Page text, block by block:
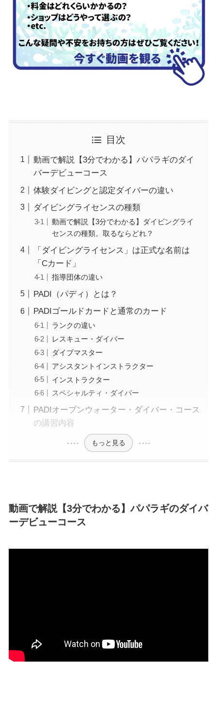
目次
動画で解説【3分でわかる】パパラギのダイ
バーデビューコース
体験ダイビングと認定ダイバーの違い
ダイビングライセンスの種類
動画で解説【3分でわかる】ダイビングライ
センスの種類。取るならどれ？
「ダイビングライセンス」は正式な名前は
「Cカード」
指導団体の違い
PADI（パディ）とは？
PADIゴールドカードと通常のカード
ランクの違い
レスキュー・ダイバー
ダイブマスター
アシスタントインストラクター
インストラクター
スペシャルティ・ダイバー
PADIオープンウォーター・ダイバー・コース
の講習内容
もっと見る
動画で解説【3分でわかる】パパラギのダイバ
ーデビューコース